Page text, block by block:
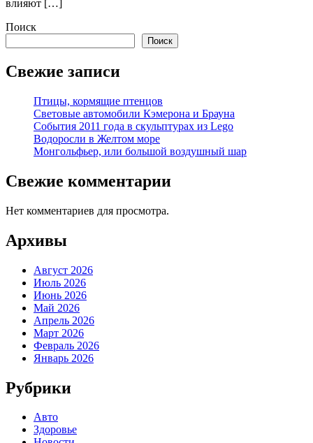
влияют […]
Поиск
Поиск
Свежие записи
Птицы, кормящие птенцов
Световые автомобили Кэмерона и Брауна
События 2011 года в скульптурах из Lego
Водоросли в Желтом море
Монгольфьер, или большой воздушный шар
Свежие комментарии
Нет комментариев для просмотра.
Архивы
Август 2026
Июль 2026
Июнь 2026
Май 2026
Апрель 2026
Март 2026
Февраль 2026
Январь 2026
Рубрики
Авто
Здоровье